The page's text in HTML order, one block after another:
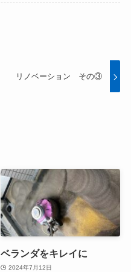
リノベーション その③
ベランダをキレイに
2024年7月12日